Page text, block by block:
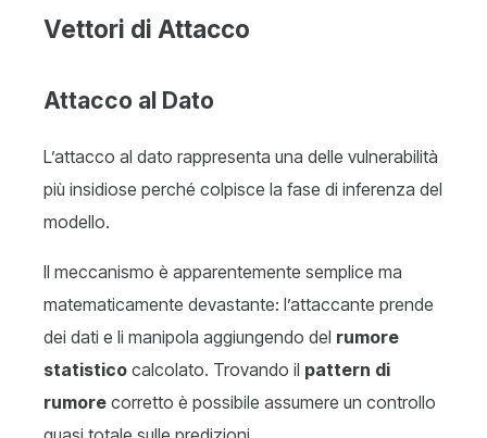
Vettori di Attacco
Attacco al Dato
L’attacco al dato rappresenta una delle vulnerabilità
più insidiose perché colpisce la fase di inferenza del
modello.
Il meccanismo è apparentemente semplice ma
matematicamente devastante: l’attaccante prende
dei dati e li manipola aggiungendo del rumore
statistico calcolato. Trovando il pattern di
rumore corretto è possibile assumere un controllo